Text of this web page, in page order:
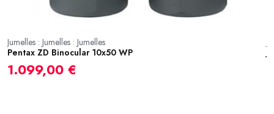
Jumelles : Jumelles : Jumelles
Pentax ZD Binocular 10x50 WP
1.099,00 €